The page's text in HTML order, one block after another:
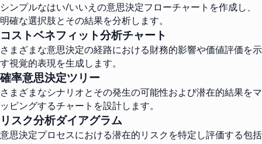
シンプルなはい/いいえの意思決定フローチャートを作成し、
明確な選択肢とその結果を分析します。
コストベネフィット分析チャート
さまざまな意思決定の経路における財務的影響や価値評価を示
す視覚的表現を生成します。
確率意思決定ツリー
さまざまなシナリオとその発生の可能性および潜在的結果をマ
ッピングするチャートを設計します。
リスク分析ダイアグラム
意思決定プロセスにおける潜在的リスクを特定し評価する包括